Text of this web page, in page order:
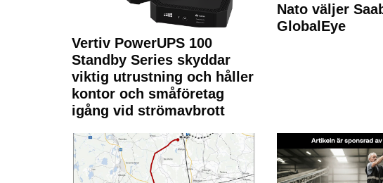
Vertiv PowerUPS 100
Standby Series skyddar
viktig utrustning och håller
kontor och småföretag
igång vid strömavbrott
Nato väljer
GlobalEye